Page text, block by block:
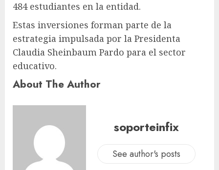
484 estudiantes en la entidad.
Estas inversiones forman parte de la
estrategia impulsada por la Presidenta
Claudia Sheinbaum Pardo para el sector
educativo.
About The Author
soporteinfix
See author's posts